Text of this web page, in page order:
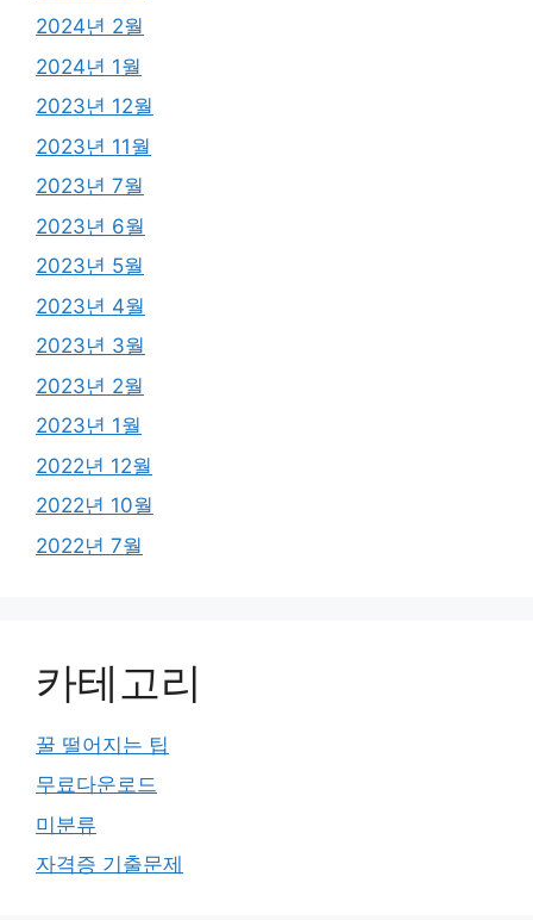
2024년 2월
2024년 1월
2023년 12월
2023년 11월
2023년 7월
2023년 6월
2023년 5월
2023년 4월
2023년 3월
2023년 2월
2023년 1월
2022년 12월
2022년 10월
2022년 7월
카테고리
꿀 떨어지는 팁
무료다운로드
미분류
자격증 기출문제